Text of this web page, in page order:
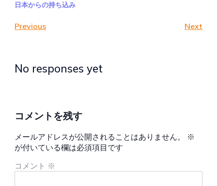
日本からの持ち込み
Previous Next
No responses yet
コメントを残す
メールアドレスが公開されることはありません。
※
が付いている欄は必須項目です
コメント ※